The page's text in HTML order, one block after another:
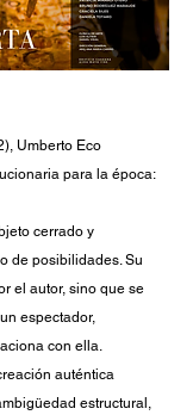
Umberto Eco
para la época:
cerrado y
de posibilidades. Su
el autor, sino que se
espectador,
con ella.
auténtica
estructural,